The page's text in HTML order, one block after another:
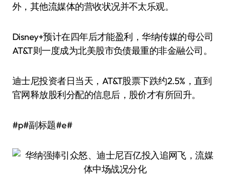
外，其他流媒体的营收状况并不太乐观。
Disney+预计在四年后才能盈利，华纳传媒的母公司
AT&T则一度成为北美股市负债最重的非金融公司。
迪士尼投资者日当天，AT&T股票下跌约2.5%，直到
官网释放股利分配的信息后，股价才有所回升。
#p#副标题#e#